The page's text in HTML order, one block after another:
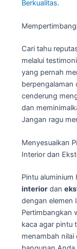
Berkualitas.
Cari tahu
melalui
yang pernah
berpengalaman
cenderung
dan
Jangan ragu
Menyesuaikan
Interior dan
Pintu
interior dan
dengan elemen
Pertimbangkan
kaca agar pintu
menambah nilai